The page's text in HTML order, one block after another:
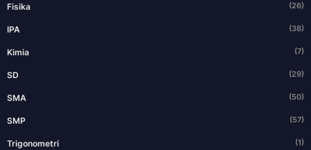
Fisika (26)
IPA (38)
Kimia (7)
SD (29)
SMA (50)
SMP (57)
Trigonometri (1)